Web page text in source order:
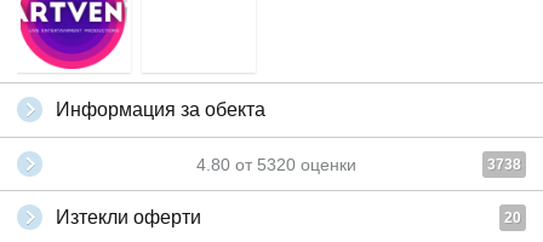
Информация за обекта
4.80 от 5320 оценки 3738
Изтекли оферти 20